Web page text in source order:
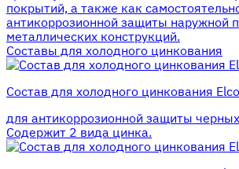
покрытий, а также как
антикоррозионной защиты наружной
металлических конструкций.
Составы для холодного цинкования
Состав для холодного цинкования
для антикоррозионной защиты
Содержит 2 вида цинка.